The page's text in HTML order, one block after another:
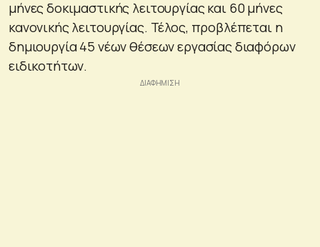
μήνες δοκιμαστικής λειτουργίας και 60 μήνες
κανονικής λειτουργίας. Τέλος, προβλέπεται η
δημιουργία 45 νέων θέσεων εργασίας διαφόρων
ειδικοτήτων.